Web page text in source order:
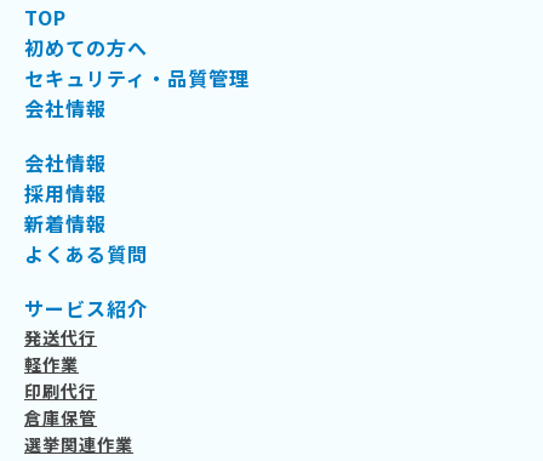
TOP
初めての方へ
セキュリティ・品質管理
会社情報
会社情報
採用情報
新着情報
よくある質問
サービス紹介
発送代行
軽作業
印刷代行
倉庫保管
選挙関連作業